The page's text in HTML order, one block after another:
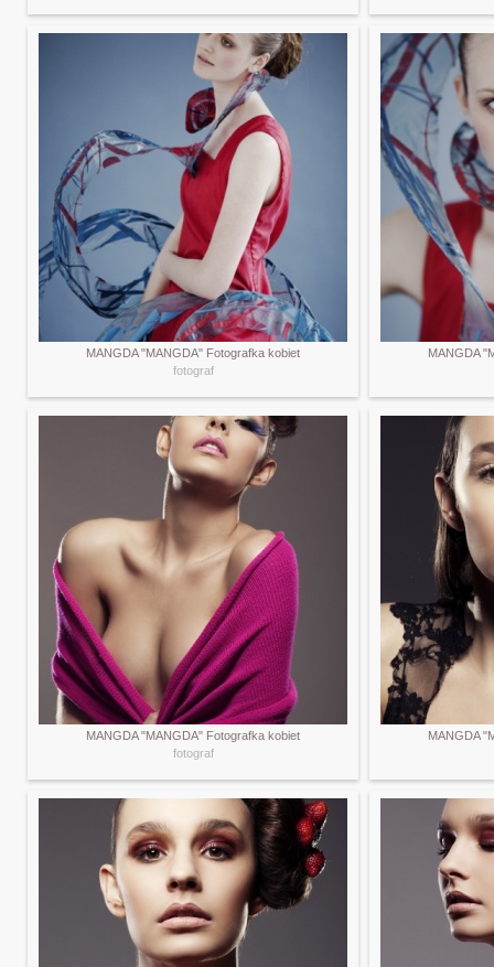
MANGDA "MANGDA" Fotografka kobiet
fotograf
MANGDA
MANGDA "MANGDA" Fotografka kobiet
fotograf
MANGDA